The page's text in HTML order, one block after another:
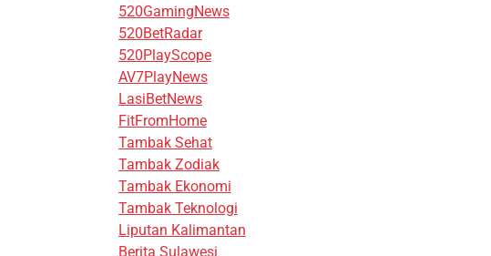
520GamingNews
520BetRadar
520PlayScope
AV7PlayNews
LasiBetNews
FitFromHome
Tambak Sehat
Tambak Zodiak
Tambak Ekonomi
Tambak Teknologi
Liputan Kalimantan
Berita Sulawesi